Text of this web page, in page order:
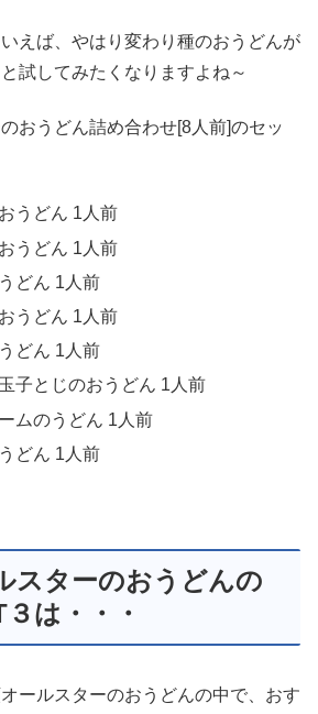
いえば、やはり変わり種のおうどんが
試してみたくなりますよね～
おうどん詰め合わせ[8人前]のセッ
うどん 1人前
うどん 1人前
どん 1人前
うどん 1人前
どん 1人前
子とじのおうどん 1人前
ムのうどん 1人前
どん 1人前
スターのおうどんの
は・・・
ールスターのおうどんの中で、おす